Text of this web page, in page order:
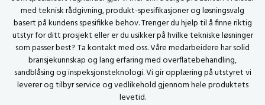
med teknisk rådgivning, produkt-spesifikasjoner og løsningsvalg
basert på kundens spesifikke behov. Trenger du hjelp til å finne riktig
utstyr for ditt prosjekt eller er du usikker på hvilke tekniske løsninger
som passer best? Ta kontakt med oss. Våre medarbeidere har solid
bransjekunnskap og lang erfaring med overflatebehandling,
sandblåsing og inspeksjonsteknologi. Vi gir opplæring på utstyret vi
leverer og tilbyr service og vedlikehold gjennom hele produktets
levetid.